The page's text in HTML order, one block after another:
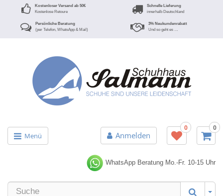
Kostenloser Versand ab 50€
Kostenlose Retoure
Schnelle Lieferung
innerhalb Deutschland
Persönliche Beratung
(per Telefon, WhatsApp & Mail)
3% Neukundenrabatt
Und so geht es …
Menü Anmelden
0 0
WhatsApp Beratung Mo.-Fr. 10-15 Uhr